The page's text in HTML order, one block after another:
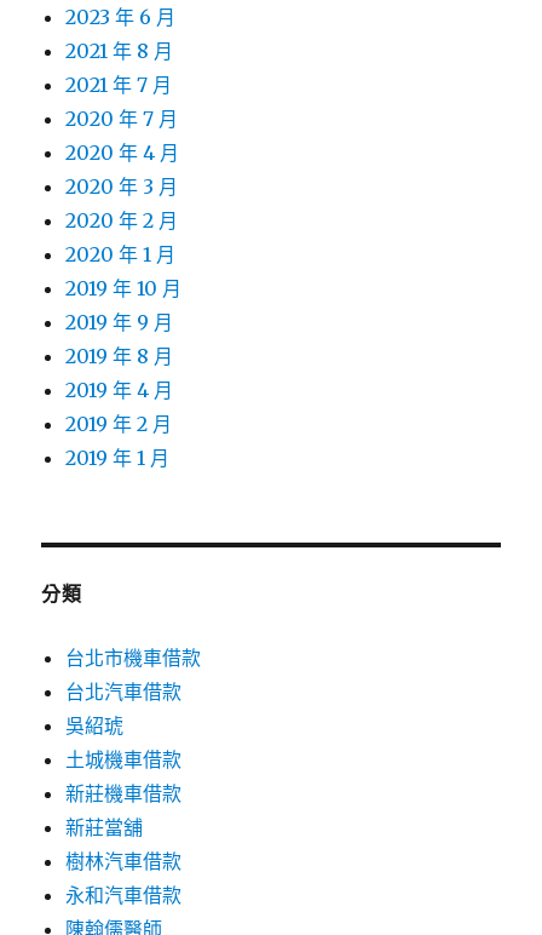
2023 年 6 月
2021 年 8 月
2021 年 7 月
2020 年 7 月
2020 年 4 月
2020 年 3 月
2020 年 2 月
2020 年 1 月
2019 年 10 月
2019 年 9 月
2019 年 8 月
2019 年 4 月
2019 年 2 月
2019 年 1 月
分類
台北市機車借款
台北汽車借款
吳紹琥
土城機車借款
新莊機車借款
新莊當舖
樹林汽車借款
永和汽車借款
陳翰儒醫師